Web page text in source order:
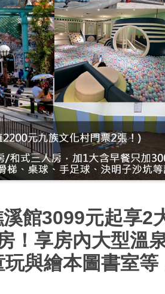
館3099元起享2
！享房內大型溫
與繪本圖書室